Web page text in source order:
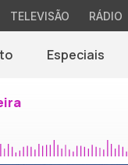
TELEVISÃO RÁDIO
Especiais